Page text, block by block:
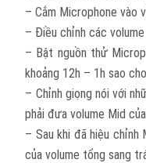
– Cắm Microphone vào
– Điều chỉnh các
– Bật nguồn thử
khoảng 12h – 1h sao
– Chỉnh giọng nói với
phải đưa volume Mid
– Sau khi đã hiệu
của volume tổng sang